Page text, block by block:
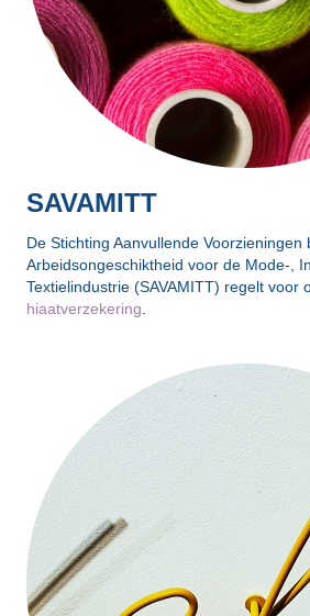
SAVAMITT
De Stichting Aanvullende Voorzieningen
Arbeidsongeschiktheid voor de Mode-,
Textielindustrie (SAVAMITT) regelt voor
hiaatverzekering